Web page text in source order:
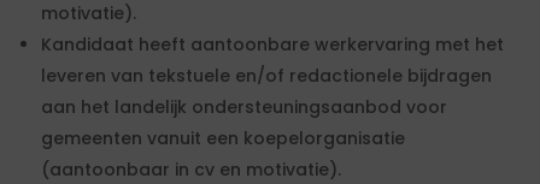
motivatie).
Kandidaat heeft aantoonbare werkervaring met het
leveren van tekstuele en/of redactionele bijdragen
aan het landelijk ondersteuningsaanbod voor
gemeenten vanuit een koepelorganisatie
(aantoonbaar in cv en motivatie).